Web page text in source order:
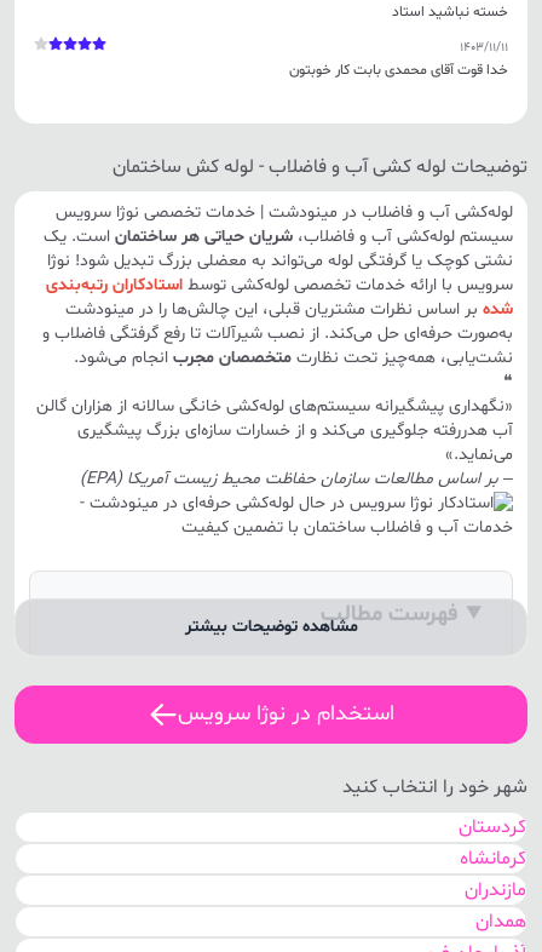
خسته نباشید استاد
1403/11/11
خدا قوت آقای محمدی بابت کار خوبتون
توضیحات لوله کشی آب و فاضلاب - لوله کش ساختمان
لوله‌کشی آب و فاضلاب در مينودشت | خدمات تخصصی نوژا سرویس
سیستم لوله‌کشی آب و فاضلاب، شریان حیاتی هر ساختمان است. یک
نشتی کوچک یا گرفتگی لوله می‌تواند به معضلی بزرگ تبدیل شود! نوژا
سرویس با ارائه خدمات تخصصی لوله‌کشی توسط استادکاران رتبه‌بندی
شده بر اساس نظرات مشتریان قبلی، این چالش‌ها را در مينودشت
به‌صورت حرفه‌ای حل می‌کند. از نصب شیرآلات تا رفع گرفتگی فاضلاب و
نشت‌یابی، همه‌چیز تحت نظارت متخصصان مجرب انجام می‌شود.
❝
«نگهداری پیشگیرانه سیستم‌های لوله‌کشی خانگی سالانه از هزاران گالن
آب هدررفته جلوگیری می‌کند و از خسارات سازه‌ای بزرگ پیشگیری
می‌نماید.»
– بر اساس مطالعاتسازمان حفاظت محیط زیست آمریکا (EPA)
فهرست مطالب
فرآیند ثبت درخواست: از تماس تا حل مشکل
➤جدول مقایسه‌ای: نوژا سرویس vs روش‌های سنتی
➤پاسخ به سوالات متداول (FAQ)
➤نتیجه‌گیری: چرا باید از نوژا استفاده کرد؟
مشاهده توضیحات بیشتر
استخدام در نوژا سرویس
شهر خود را انتخاب کنید
کردستان
کرمانشاه
مازندران
همدان